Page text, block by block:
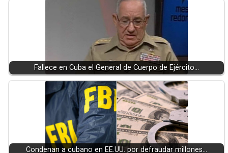
Fallece en Cuba el General de Cuerpo de Ejército…
Condenan a cubano en EE.UU. por defraudar millones…